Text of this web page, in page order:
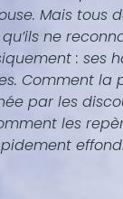
Mais tous
ne
: ses
Comment
par les
les